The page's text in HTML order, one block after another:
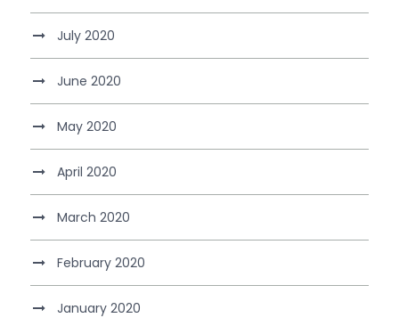
July 2020
June 2020
May 2020
April 2020
March 2020
February 2020
January 2020